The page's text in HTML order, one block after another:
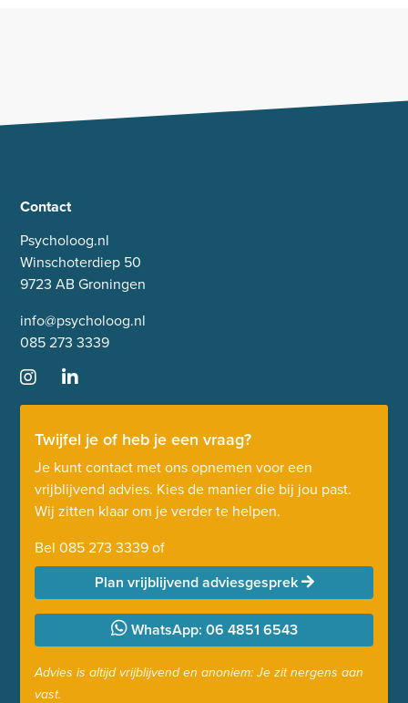
Contact
Psycholoog.nl
Winschoterdiep 50
9723 AB Groningen
info@psycholoog.nl
085 273 3339
Twijfel je of heb je een vraag?
Je kunt contact met ons opnemen voor een
vrijblijvend advies. Kies de manier die bij jou past.
Wij zitten klaar om je verder te helpen.
Bel 085 273 3339of
Plan vrijblijvend adviesgesprek
WhatsApp: 06 4851 6543
Advies is altijd vrijblijvend en anoniem: Je zit nergens aan
vast.